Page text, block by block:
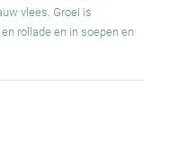
vlees. Groei is
rollade en in soepen en